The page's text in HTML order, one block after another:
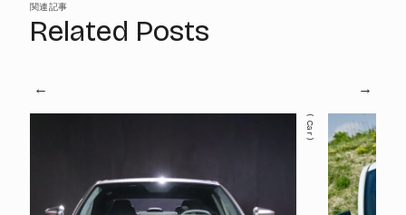
関連記事
Related Posts
Car